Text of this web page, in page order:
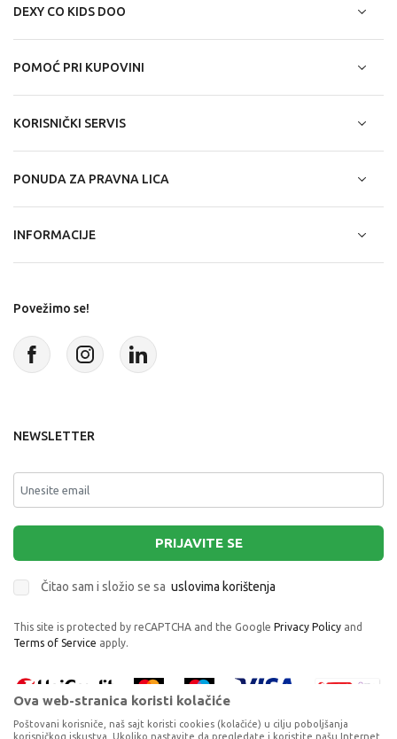
DEXY CO KIDS DOO
POMOĆ PRI KUPOVINI
KORISNIČKI SERVIS
PONUDA ZA PRAVNA LICA
INFORMACIJE
Povežimo se!
NEWSLETTER
PRIJAVITE SE
Čitao sam i složio se sa uslovima korištenja
This site is protected by reCAPTCHA and the Google Privacy Policy and
Terms of Service apply.
Ova web-stranica koristi kolačiće
Poštovani korisniče, naš sajt koristi cookies (kolačiće) u cilju poboljšanja
korisničkog iskustva. Ukoliko nastavite da pregledate i koristite našu Internet